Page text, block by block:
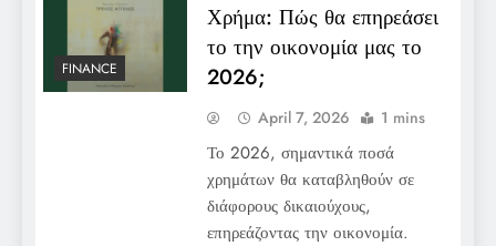
FINANCE
Χρήμα: Πώς θα επηρεάσει
το την οικονομία μας το
2026;
April 7, 2026 1 mins
Το 2026, σημαντικά ποσά
χρημάτων θα καταβληθούν σε
διάφορους δικαιούχους,
επηρεάζοντας την οικονομία.